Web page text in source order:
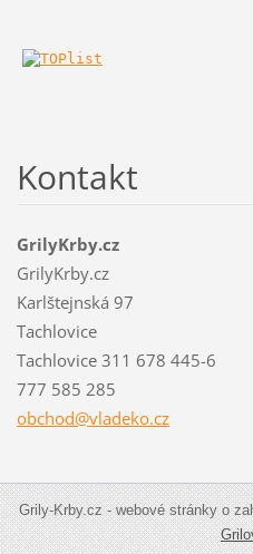
Kontakt
GrilyKrby.cz
GrilyKrby.cz
Karlštejnská 97
Tachlovice
Tachlovice 311 678 445-6
777 585 285
obchod@vladeko.cz
Grily-Krby.cz - webové stránky o